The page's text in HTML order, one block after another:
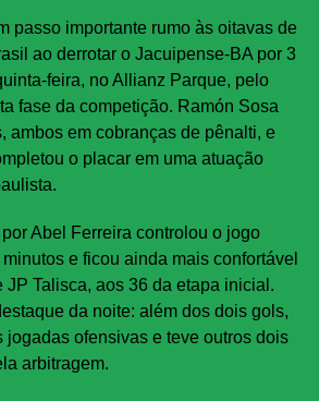
passo importante rumo às oitavas de
ao derrotar o Jacuipense-BA por 3
feira, no Allianz Parque, pelo
fase da competição. Ramón Sosa
ambos em cobranças de pênalti, e
o placar em uma atuação
Abel Ferreira controlou o jogo
e ficou ainda mais confortável
JP Talisca, aos 36 da etapa inicial.
da noite: além dos dois gols,
jogadas ofensivas e teve outros dois
arbitragem.